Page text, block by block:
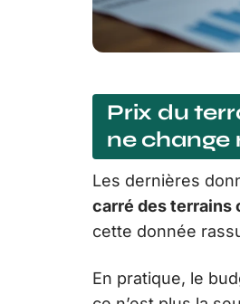
Prix du
ne change
Les dernières
carré des
cette donnée
En pratique, le